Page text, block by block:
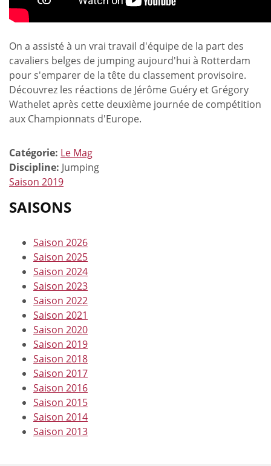
On a assisté à un vrai travail d'équipe de la part des
cavaliers belges de jumping aujourd'hui à Rotterdam
pour s'emparer de la tête du classement provisoire.
Découvrez les réactions de Jérôme Guéry et Grégory
Wathelet après cette deuxième journée de compétition
aux Championnats d'Europe.
Catégorie: Le Mag
Discipline: Jumping
Saison 2019
SAISONS
Saison 2026
Saison 2025
Saison 2024
Saison 2023
Saison 2022
Saison 2021
Saison 2020
Saison 2019
Saison 2018
Saison 2017
Saison 2016
Saison 2015
Saison 2014
Saison 2013